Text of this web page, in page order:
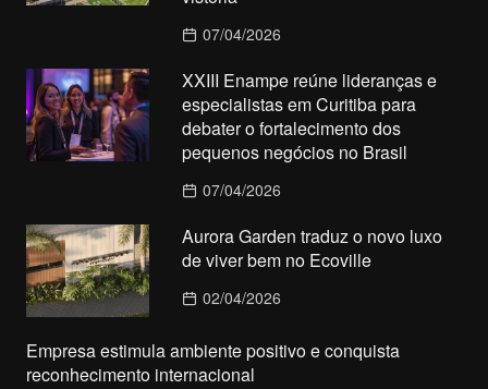
07/04/2026
XXIII Enampe reúne lideranças e
especialistas em Curitiba para
debater o fortalecimento dos
pequenos negócios no Brasil
07/04/2026
Aurora Garden traduz o novo luxo
de viver bem no Ecoville
02/04/2026
Empresa estimula ambiente positivo e conquista
reconhecimento internacional